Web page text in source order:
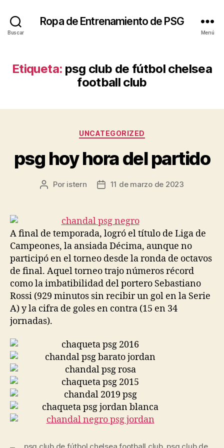
Buscar
Ropa de Entrenamiento de PSG
Menú
Etiqueta: psg club de fútbol chelsea
football club
Categorías
UNCATEGORIZED
psg hoy hora del partido
Autor
entrada
Por istern
Fecha
entrada
11 de marzo de 2023
A final de temporada, logró el título de Liga de
Campeones, la ansiada Décima, aunque no
participó en el torneo desde la ronda de octavos
de final. Aquel torneo trajo números récord
como la imbatibilidad del portero Sebastiano
Rossi (929 minutos sin recibir un gol en la Serie
A) y la cifra de goles en contra (15 en 34
jornadas).